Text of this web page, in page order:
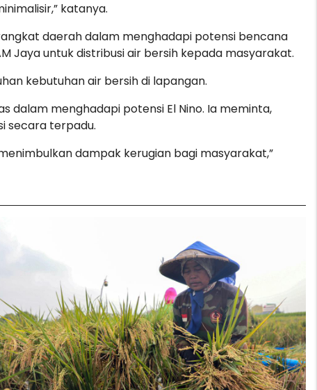
katanya.
daerah dalam menghadapi potensi bencana
Jaya untuk distribusi air bersih kepada masyarakat.
kebutuhan air bersih di lapangan.
dalam menghadapi potensi El Nino. Ia meminta,
secara terpadu.
dampak kerugian bagi masyarakat,”